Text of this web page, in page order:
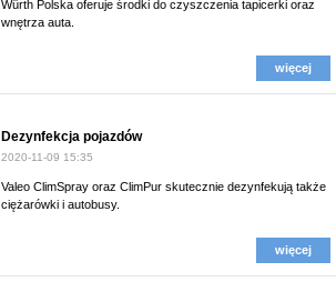
Würth Polska oferuje środki do czyszczenia tapicerki oraz
wnętrza auta.
więcej
Dezynfekcja pojazdów
2020-11-09 15:35
Valeo ClimSpray oraz ClimPur skutecznie dezynfekują także
ciężarówki i autobusy.
więcej